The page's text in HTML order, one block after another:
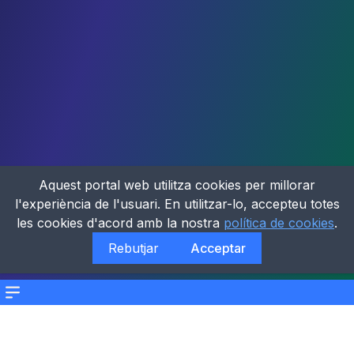
Menu
Aquest portal web utilitza cookies per millorar
l'experiència de l'usuari. En utilitzar-lo, accepteu totes
les cookies d'acord amb la nostra política de cookies.
Rebutjar
Acceptar